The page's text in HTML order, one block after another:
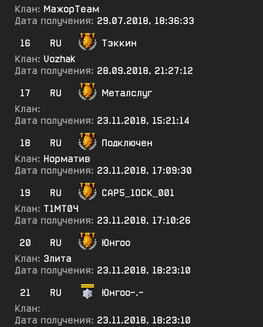
Клан: МажорТеам
Дата получения: 29.07.2018, 18:36:33
16
RU
Тэккин
Клан: Vozhak
Дата получения: 28.09.2018, 21:27:12
17
RU
Металслуг
Клан:
Дата получения: 23.11.2018, 15:21:14
18
RU
Подключен
Клан: Норматив
Дата получения: 23.11.2018, 17:09:30
19
RU
САР5_1ОСК_001
Клан: Т1МТ0Ч
Дата получения: 23.11.2018, 17:10:26
20
RU
Юнгоо
Клан: Элита
Дата получения: 23.11.2018, 18:23:10
21
RU
Юнгоо-.-
Клан:
Дата получения: 23.11.2018, 18:23:10